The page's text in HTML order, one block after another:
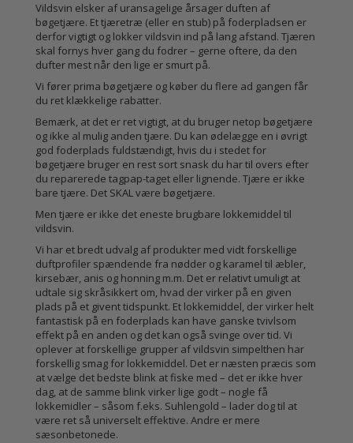
Vildsvin elsker af uransagelige årsager duften af
bøgetjære. Et tjæretræ (eller en stub) på foderpladsen er
derfor vigtigt og lokker vildsvin ind på lang afstand. Tjæren
skal fornys hver gang du fodrer – gerne oftere, da den
dufter mest når den lige er smurt på.
Vi fører prima bøgetjære og køber du flere ad gangen får
du ret klækkelige rabatter.
Bemærk, at det er ret vigtigt, at du bruger netop bøgetjære
og ikke al mulig anden tjære. Du kan ødelægge en i øvrigt
god foderplads fuldstændigt, hvis du i stedet for
bøgetjære bruger en rest sort snask du har til overs efter
du reparerede tagpap-taget eller lignende. Tjære er ikke
bare tjære. Det SKAL være bøgetjære.
Men tjære er ikke det eneste brugbare lokkemiddel til
vildsvin.
Vi har et bredt udvalg af produkter med vidt forskellige
duftprofiler spændende fra nødder og karamel til æbler,
kirsebær, anis og honning m.m. Det er relativt umuligt at
udtale sig skråsikkert om, hvad der virker på en given
plads på et givent tidspunkt. Et lokkemiddel, der virker helt
fantastisk på en foderplads kan have ganske tvivlsom
effekt på en anden og det kan også svinge over tid. Vi
oplever at forskellige grupper af vildsvin simpelthen har
forskellig smag for lokkemiddel. Det er næsten præcis som
at vælge det bedste blink at fiske med – det er ikke hver
dag, at de samme blink virker lige godt – nogle få
lokkemidler – såsom f.eks. Suhlengold – lader dog til at
være ret så universelt effektive. Andre er mere
sæsonbetonede.